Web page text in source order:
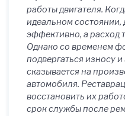
работы двигателя.
идеальном состоянии,
эффективно, а расход
Однако со временем
подвергаться износу
сказывается на
автомобиля.
восстановить их
срок службы после